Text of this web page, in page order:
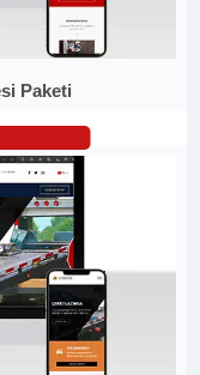
Paketi